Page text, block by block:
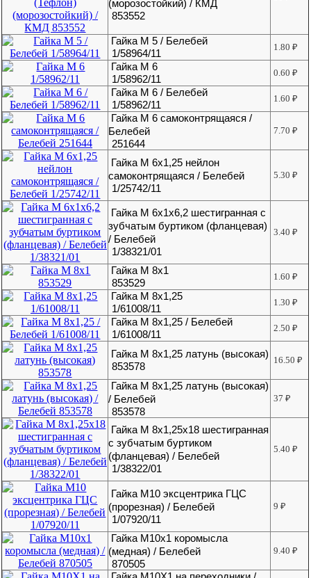
(морозостойкий) / КМД
853552
Гайка М 5 / Белебей
1/58964/11
1.80₽
Гайка М 6
1/58962/11
0.60₽
Гайка М 6 / Белебей
1/58962/11
1.60₽
Гайка М 6 самоконтрящаяся /
Белебей
251644
7.70₽
Гайка М 6х1,25 нейлон
самоконтрящаяся / Белебей
1/25742/11
5.30₽
Гайка М 6х1х6,2 шестигранная с
зубчатым буртиком (фланцевая)
/ Белебей
1/38321/01
3.40₽
Гайка М 8х1
853529
1.60₽
Гайка М 8х1,25
1/61008/11
1.30₽
Гайка М 8х1,25 / Белебей
1/61008/11
2.50₽
Гайка М 8х1,25 латунь (высокая)
853578
16.50₽
Гайка М 8х1,25 латунь (высокая)
/ Белебей
853578
37₽
Гайка М 8х1,25х18 шестигранная
с зубчатым буртиком
(фланцевая) / Белебей
1/38322/01
5.40₽
Гайка М10 эксцентрика ГЦС
(прорезная) / Белебей
1/07920/11
9₽
Гайка М10х1 коромысла
(медная) / Белебей
870505
9.40₽